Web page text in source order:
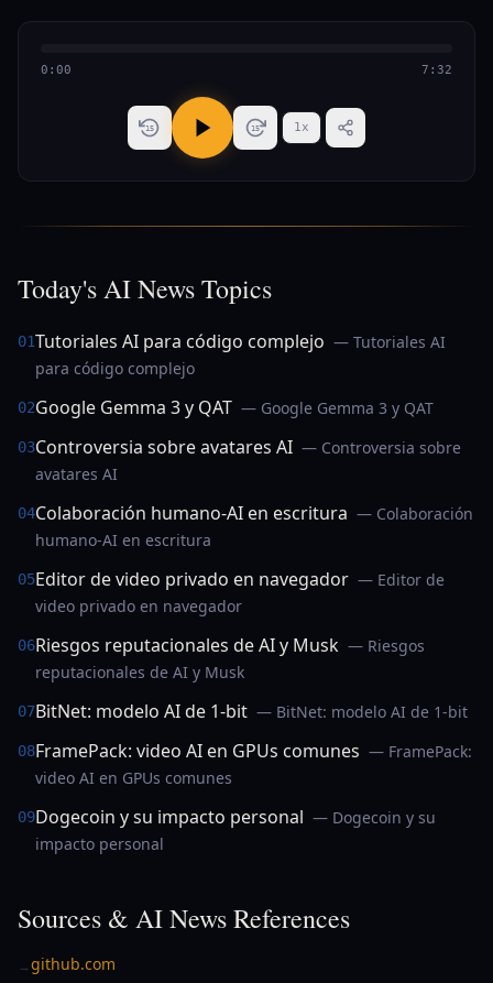
0:00 7:32
15 15 1x
Today's AI News Topics
01Tutoriales AI para código complejo — Tutoriales AI
para código complejo
02Google Gemma 3 y QAT — Google Gemma 3 y QAT
03Controversia sobre avatares AI — Controversia sobre
avatares AI
04Colaboración humano-AI en escritura — Colaboración
humano-AI en escritura
05Editor de video privado en navegador — Editor de
video privado en navegador
06Riesgos reputacionales de AI y Musk — Riesgos
reputacionales de AI y Musk
07BitNet: modelo AI de 1-bit — BitNet: modelo AI de 1-bit
08FramePack: video AI en GPUs comunes — FramePack:
video AI en GPUs comunes
09Dogecoin y su impacto personal — Dogecoin y su
impacto personal
Sources & AI News References
→github.com